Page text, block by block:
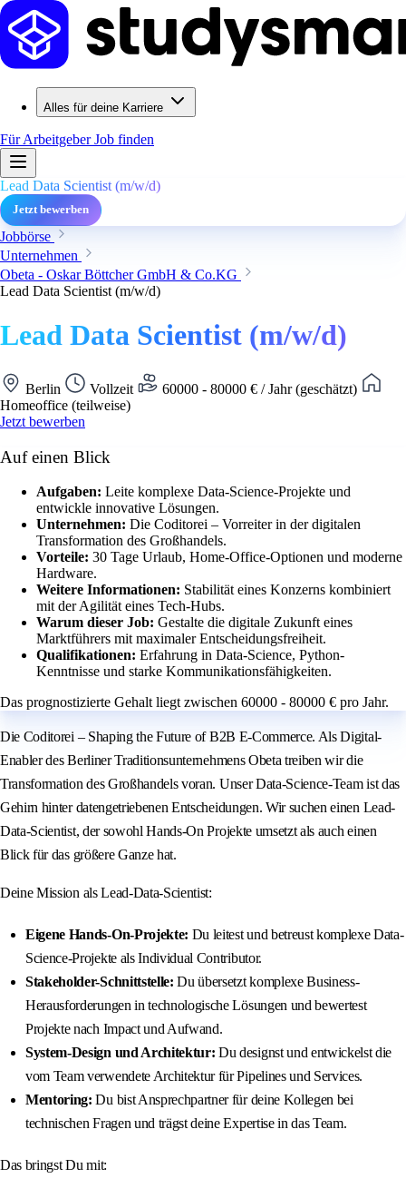
Alles für deine Karriere
Für ArbeitgeberJob finden
Lead Data Scientist (m/w/d)
Jetzt bewerben
Jobbörse
Unternehmen
Obeta - Oskar Böttcher GmbH & Co.KG
Lead Data Scientist (m/w/d)
Lead Data Scientist (m/w/d)
Berlin Vollzeit
60000 - 80000 € / Jahr (geschätzt)
Homeoffice (teilweise)
Jetzt bewerben
Auf einen Blick
Aufgaben: Leite komplexe Data-Science-Projekte und
entwickle innovative Lösungen.
Unternehmen: Die Coditorei – Vorreiter in der digitalen
Transformation des Großhandels.
Vorteile: 30 Tage Urlaub, Home-Office-Optionen und moderne
Hardware.
Weitere Informationen: Stabilität eines Konzerns kombiniert
mit der Agilität eines Tech-Hubs.
Warum dieser Job: Gestalte die digitale Zukunft eines
Marktführers mit maximaler Entscheidungsfreiheit.
Qualifikationen: Erfahrung in Data-Science, Python-
Kenntnisse und starke Kommunikationsfähigkeiten.
Das prognostizierte Gehalt liegt zwischen 60000 - 80000 € pro Jahr.
Die Coditorei – Shaping the Future of B2B E-Commerce. Als Digital-
Enabler des Berliner Traditionsunternehmens Obeta treiben wir die
Transformation des Großhandels voran. Unser Data-Science-Team ist das
Gehirn hinter datengetriebenen Entscheidungen. Wir suchen einen Lead-
Data-Scientist, der sowohl Hands-On Projekte umsetzt als auch einen
Blick für das größere Ganze hat.
Deine Mission als Lead-Data-Scientist:
Eigene Hands-On-Projekte: Du leitest und betreust komplexe Data-
Science-Projekte als Individual Contributor.
Stakeholder-Schnittstelle: Du übersetzt komplexe Business-
Herausforderungen in technologische Lösungen und bewertest
Projekte nach Impact und Aufwand.
System-Design und Architektur: Du designst und entwickelst die
vom Team verwendete Architektur für Pipelines und Services.
Mentoring: Du bist Ansprechpartner für deine Kollegen bei
technischen Fragen und trägst deine Expertise in das Team.
Das bringst Du mit: